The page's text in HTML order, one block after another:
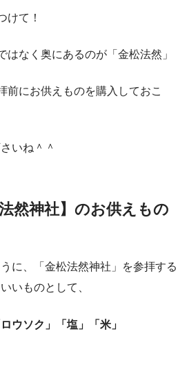
けて！
はなく奥にあるのが「金松法然」
前にお供えものを購入しておこ
いね＾＾
然神社】のお供えもの
に、「金松法然神社」を参拝する
いものとして、
ウソク」「塩」「米」